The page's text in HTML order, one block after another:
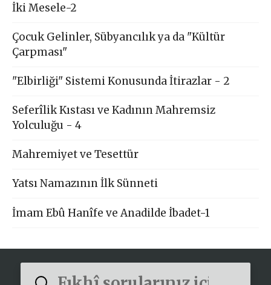
İki Mesele-2
Çocuk Gelinler, Sübyancılık ya da "Kültür
Çarpması"
"Elbirliği" Sistemi Konusunda İtirazlar - 2
Seferîlik Kıstası ve Kadının Mahremsiz
Yolculuğu - 4
Mahremiyet ve Tesettür
Yatsı Namazının İlk Sünneti
İmam Ebû Hanîfe ve Anadilde İbadet-1